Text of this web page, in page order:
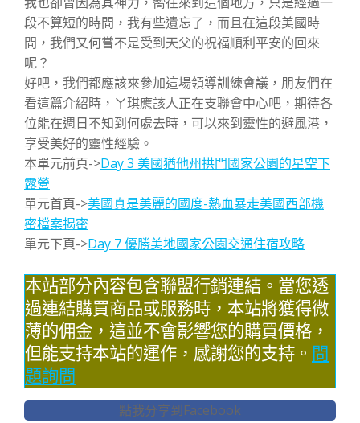
段不算短的時間，我有些遺忘了，而且在這段美國時
間，我們又何嘗不是受到天父的祝福順利平安的回來
呢？
好吧，我們都應該來參加這場領導訓練會議，朋友們在
看這篇介紹時，ㄚ琪應該人正在支聯會中心吧，期待各
位能在週日不知到何處去時，可以來到靈性的避風港，
享受美好的靈性經驗。
本單元前頁->Day 3 美國猶他州拱門國家公園的星空下
露營
單元首頁->美國真是美麗的國度-熱血暴走美國西部機
密檔案揭密
單元下頁->Day 7 優勝美地國家公園交通住宿攻略
本站部分內容包含聯盟行銷連結。當您透
過連結購買商品或服務時，本站將獲得微
薄的佣金，這並不會影響您的購買價格，
但能支持本站的運作，感謝您的支持。 問
題詢問
點我分享到Facebook